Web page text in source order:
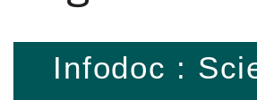
Infodoc :